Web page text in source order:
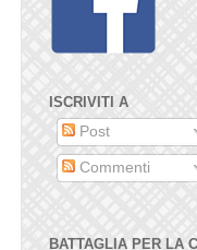
ISCRIVITI A
Post
Commenti
BATTAGLIA PER LA